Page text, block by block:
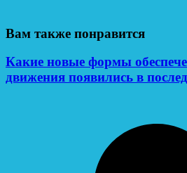
Вам также понравится
Какие новые формы
движения появились в